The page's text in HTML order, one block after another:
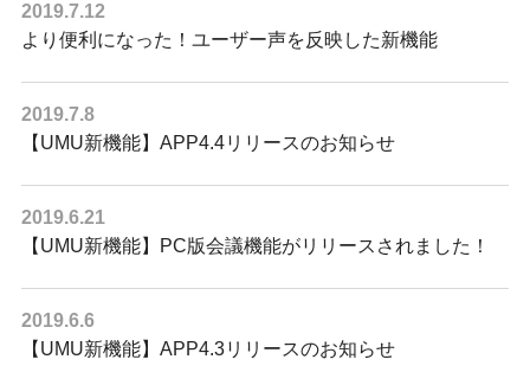
2019.7.12
より便利になった！ユーザー声を反映した新機能
2019.7.8
【UMU新機能】APP4.4リリースのお知らせ
2019.6.21
【UMU新機能】PC版会議機能がリリースされました！
2019.6.6
【UMU新機能】APP4.3リリースのお知らせ